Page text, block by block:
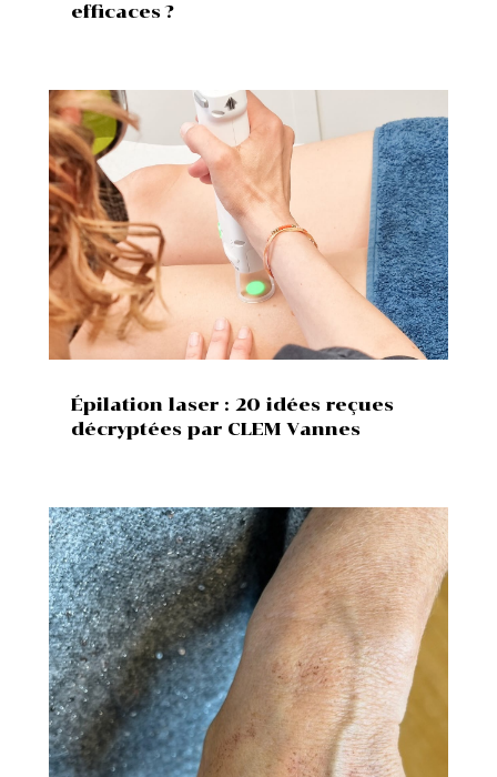
efficaces ?
Épilation laser : 20 idées reçues
décryptées par CLEM Vannes